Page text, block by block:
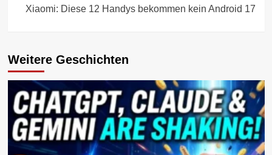
Xiaomi: Diese 12 Handys bekommen kein Android 17
Weitere Geschichten